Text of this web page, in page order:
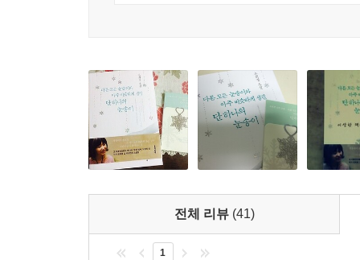
각각의 단편으로 흩어져 있을 때는 미처 알아차
별들이 모여 다시 제각각의 별자리를 이루듯, 날
그 안엔, 우리의 시간들도 함께 엮여들어간다. 당
시간들. 그 시간들은 힘이 세다. 그래서 이렇게 농
순간이 있었을 테고, 또 그것이 인생을 바꿔놓았
_은희경, 『문학동네』, 2014년 봄호
전체 리뷰 (41)
1